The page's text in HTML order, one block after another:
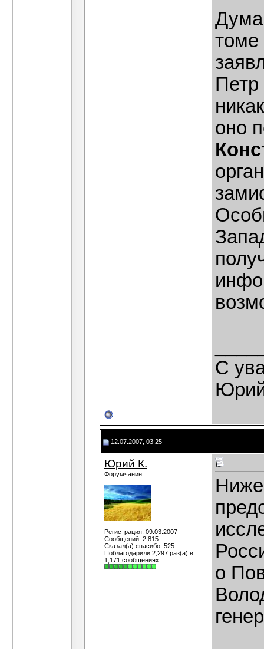
томе
оно
С
12.07.2007, 03:25
Юрий К.
Форумчанин
Регистрация: 09.03.2007
Сообщений: 2,815
Сказал(а) спасибо: 525
Поблагодарили 2,297 раз(а) в
1,171 сообщениях
о